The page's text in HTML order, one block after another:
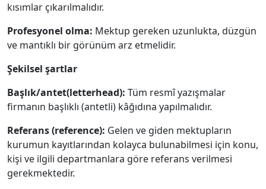
kısımlar çıkarılmalıdır.
Profesyonel olma: Mektup gereken uzunlukta, düzgün
ve mantıklı bir görünüm arz etmelidir.
Şekilsel şartlar
Başlık/antet(letterhead): Tüm resmî yazışmalar
firmanın başlıklı (antetli) kâğıdına yapılmalıdır.
Referans (reference): Gelen ve giden mektupların
kurumun kayıtlarından kolayca bulunabilmesi için konu,
kişi ve ilgili departmanlara göre referans verilmesi
gerekmektedir.